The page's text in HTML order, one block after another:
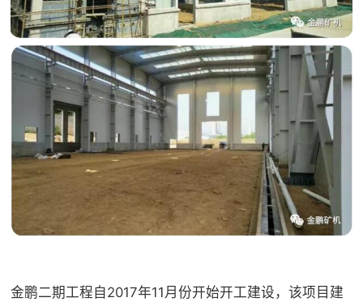
金鹏二期工程自2017年11月份开始开工建设，该项目建